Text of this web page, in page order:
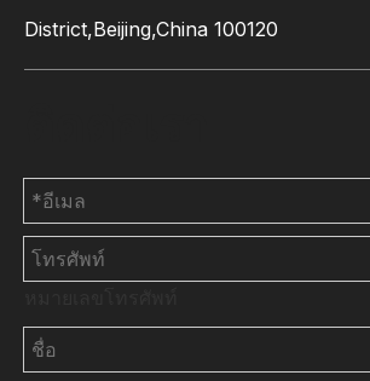
District,Beijing,China 100120